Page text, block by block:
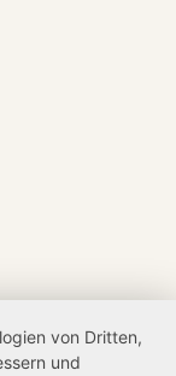
von Dritten,
und